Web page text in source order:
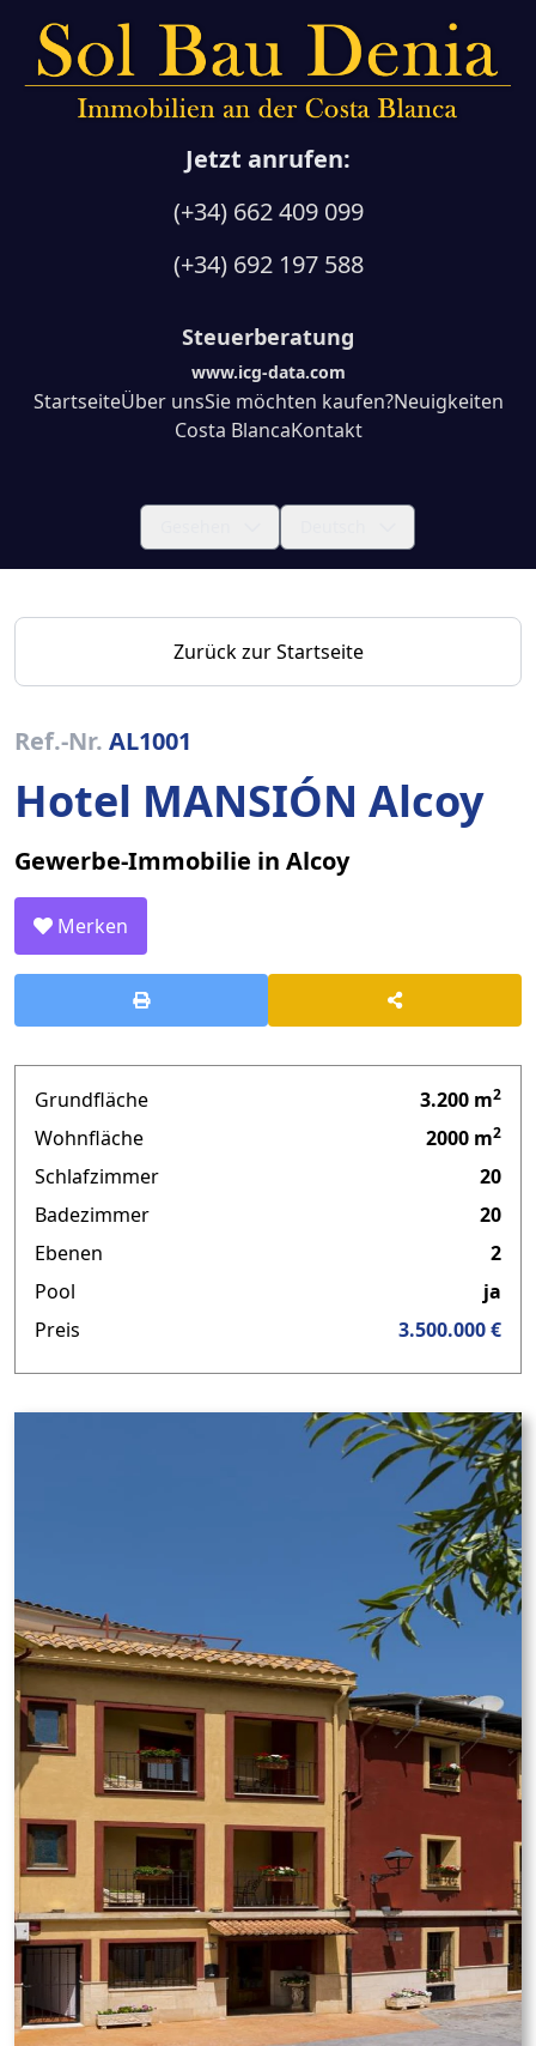
Jetzt anrufen:
(+34) 662 409 099
(+34) 692 197 588
Steuerberatung
www.icg-data.com
StartseiteÜber unsSie möchten kaufen?Neuigkeiten
Costa BlancaKontakt
Zurück zur Startseite
Ref.-Nr. AL1001
Hotel MANSIÓN Alcoy
Gewerbe-Immobilie in Alcoy
Merken
Grundfläche 3.200 m2
Wohnfläche 2000 m2
Schlafzimmer
20
Badezimmer
20
Ebenen
2
Pool
ja
Preis
3.500.000 €